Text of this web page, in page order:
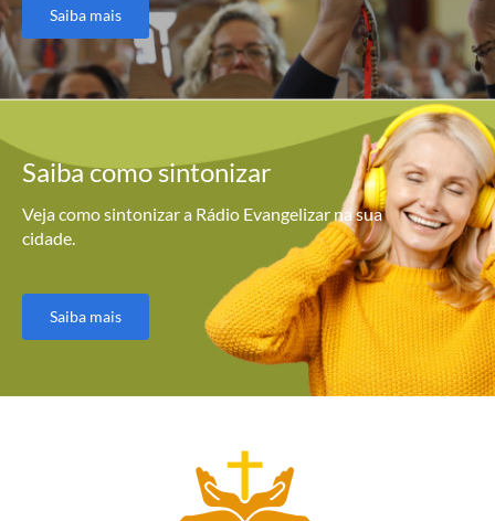
Saiba mais
Saiba comosintonizar
Veja como sintonizar a Rádio Evangelizar na sua
cidade.
Saiba mais